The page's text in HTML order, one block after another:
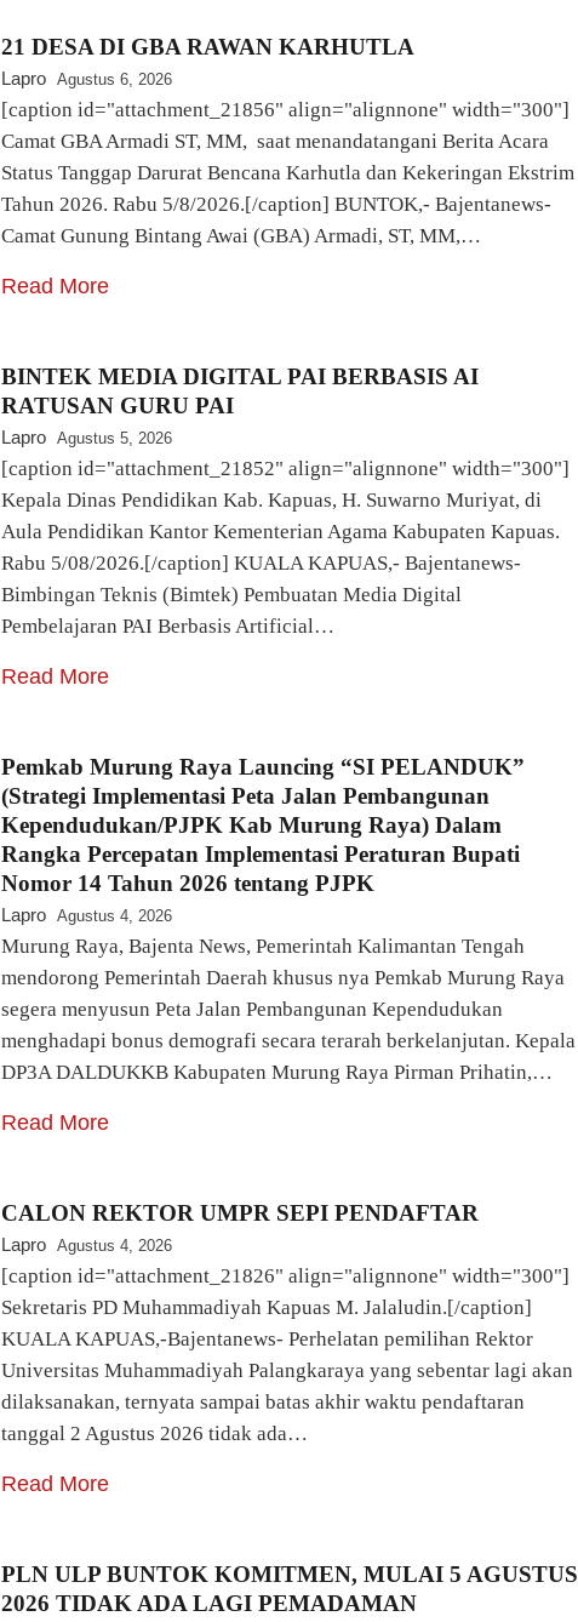
21 DESA DI GBA RAWAN KARHUTLA
Lapro Agustus 6, 2026
[caption id="attachment_21856" align="alignnone" width="300"]
Camat GBA Armadi ST, MM, saat menandatangani Berita Acara
Status Tanggap Darurat Bencana Karhutla dan Kekeringan Ekstrim
Tahun 2026. Rabu 5/8/2026.[/caption] BUNTOK,- Bajentanews-
Camat Gunung Bintang Awai (GBA) Armadi, ST, MM,…
Read More
BINTEK MEDIA DIGITAL PAI BERBASIS AI
RATUSAN GURU PAI
Lapro Agustus 5, 2026
[caption id="attachment_21852" align="alignnone" width="300"]
Kepala Dinas Pendidikan Kab. Kapuas, H. Suwarno Muriyat, di
Aula Pendidikan Kantor Kementerian Agama Kabupaten Kapuas.
Rabu 5/08/2026.[/caption] KUALA KAPUAS,- Bajentanews-
Bimbingan Teknis (Bimtek) Pembuatan Media Digital
Pembelajaran PAI Berbasis Artificial…
Read More
Pemkab Murung Raya Launcing “SI PELANDUK”
(Strategi Implementasi Peta Jalan Pembangunan
Kependudukan/PJPK Kab Murung Raya) Dalam
Rangka Percepatan Implementasi Peraturan Bupati
Nomor 14 Tahun 2026 tentang PJPK
Lapro Agustus 4, 2026
Murung Raya, Bajenta News, Pemerintah Kalimantan Tengah
mendorong Pemerintah Daerah khusus nya Pemkab Murung Raya
segera menyusun Peta Jalan Pembangunan Kependudukan
menghadapi bonus demografi secara terarah berkelanjutan. Kepala
DP3A DALDUKKB Kabupaten Murung Raya Pirman Prihatin,…
Read More
CALON REKTOR UMPR SEPI PENDAFTAR
Lapro Agustus 4, 2026
[caption id="attachment_21826" align="alignnone" width="300"]
Sekretaris PD Muhammadiyah Kapuas M. Jalaludin.[/caption]
KUALA KAPUAS,-Bajentanews- Perhelatan pemilihan Rektor
Universitas Muhammadiyah Palangkaraya yang sebentar lagi akan
dilaksanakan, ternyata sampai batas akhir waktu pendaftaran
tanggal 2 Agustus 2026 tidak ada…
Read More
PLN ULP BUNTOK KOMITMEN, MULAI 5 AGUSTUS
2026 TIDAK ADA LAGI PEMADAMAN